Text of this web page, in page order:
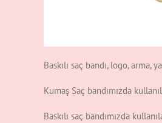
Baskılı saç bandı, logo, arma,
Kumaş Saç bandımızda
Baskılı saç bandımızda